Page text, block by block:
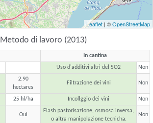
Leaflet | ©OpenStreetMap
Metodo di lavoro (2013)
In cantina
Uso d'additivi altri del SO2
Non
2.90
hectares
Filtrazione dei vini Non
25 hl/ha Incollggio dei vini Non
Oui
Flash pastorisazione, osmosa inversa,
o altra manipolazione tecnicha.
Non